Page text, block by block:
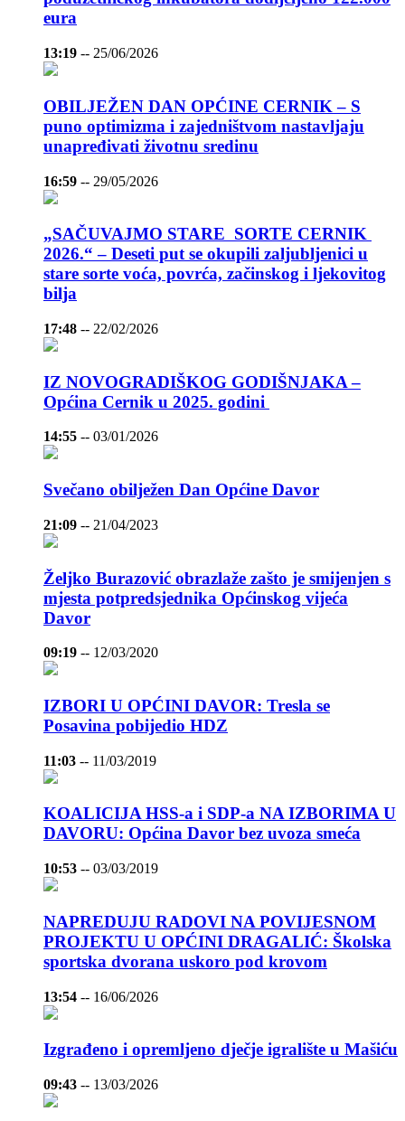
eura
13:19 -- 25/06/2026
OBILJEŽEN DAN OPĆINE CERNIK – S
puno optimizma i zajedništvom nastavljaju
unapređivati životnu sredinu
16:59 -- 29/05/2026
„SAČUVAJMO STARE SORTE CERNIK
2026.“ – Deseti put se okupili zaljubljenici u
stare sorte voća, povrća, začinskog i ljekovitog
bilja
17:48 -- 22/02/2026
IZ NOVOGRADIŠKOG GODIŠNJAKA –
Općina Cernik u 2025. godini
14:55 -- 03/01/2026
Svečano obilježen Dan Općine Davor
21:09 -- 21/04/2023
Željko Burazović obrazlaže zašto je smijenjen s
mjesta potpredsjednika Općinskog vijeća
Davor
09:19 -- 12/03/2020
IZBORI U OPĆINI DAVOR: Tresla se
Posavina pobijedio HDZ
11:03 -- 11/03/2019
KOALICIJA HSS-a i SDP-a NA IZBORIMA U
DAVORU: Općina Davor bez uvoza smeća
10:53 -- 03/03/2019
NAPREDUJU RADOVI NA POVIJESNOM
PROJEKTU U OPĆINI DRAGALIĆ: Školska
sportska dvorana uskoro pod krovom
13:54 -- 16/06/2026
Izgrađeno i opremljeno dječje igralište u Mašiću
09:43 -- 13/03/2026